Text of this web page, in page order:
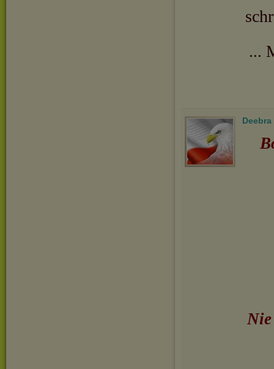
...
Deebra